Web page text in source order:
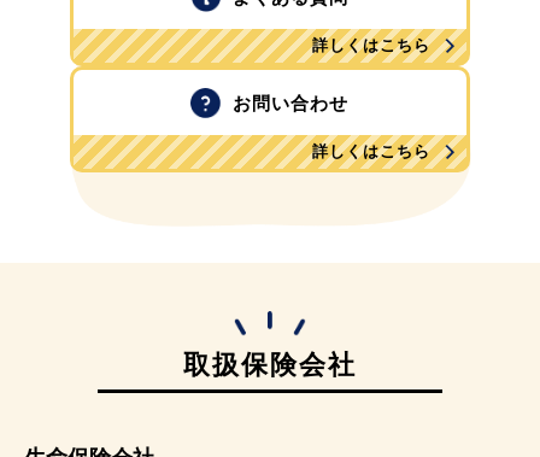
詳しくはこちら
お問い合わせ
詳しくはこちら
取扱保険会社